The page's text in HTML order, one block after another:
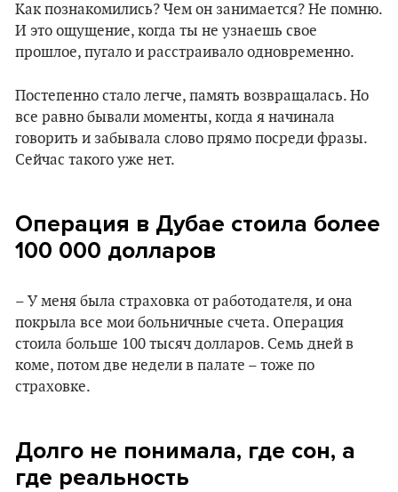
Как познакомились? Чем он занимается? Не помню.
И это ощущение, когда ты не узнаешь свое
прошлое, пугало и расстраивало одновременно.
Постепенно стало легче, память возвращалась. Но
все равно бывали моменты, когда я начинала
говорить и забывала слово прямо посреди фразы.
Сейчас такого уже нет.
Операция в Дубае стоила более
100 000 долларов
– У меня была страховка от работодателя, и она
покрыла все мои больничные счета. Операция
стоила больше 100 тысяч долларов. Семь дней в
коме, потом две недели в палате – тоже по
страховке.
Долго не понимала, где сон, а
где реальность